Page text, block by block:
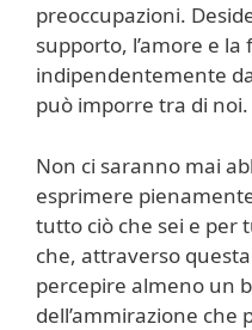
preoccupazioni.
supporto, l’amore e la
indipendentemente
può imporre tra di noi.
Non ci saranno mai
esprimere
tutto ciò che sei e per
che, attraverso
percepire almeno un
dell’ammirazione